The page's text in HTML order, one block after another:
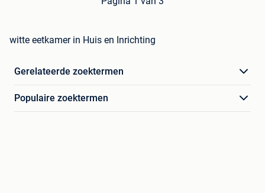
witte eetkamer in Huis en Inrichting
Gerelateerde zoektermen
Populaire zoektermen